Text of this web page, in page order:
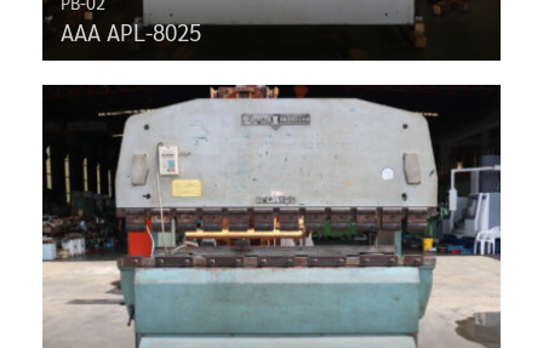
AAA APL-8025